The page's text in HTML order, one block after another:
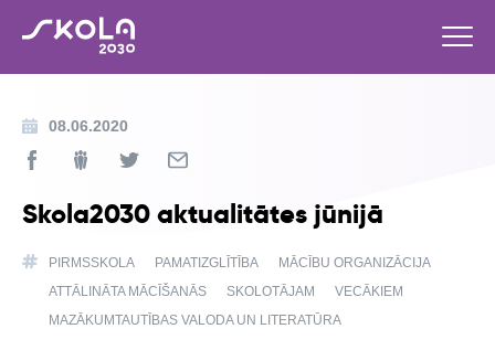
08.06.2020
Skola2030 aktualitātes jūnijā
PIRMSSKOLA PAMATIZGLĪTĪBA
MĀCĪBU ORGANIZĀCIJA
ATTĀLINĀTA MĀCĪŠANĀS
SKOLOTĀJAM
VECĀKIEM
MAZĀKUMTAUTĪBAS VALODA UN LITERATŪRA